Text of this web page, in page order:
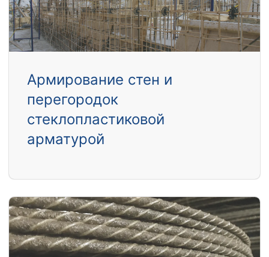
Армирование стен и
перегородок
стеклопластиковой
арматурой